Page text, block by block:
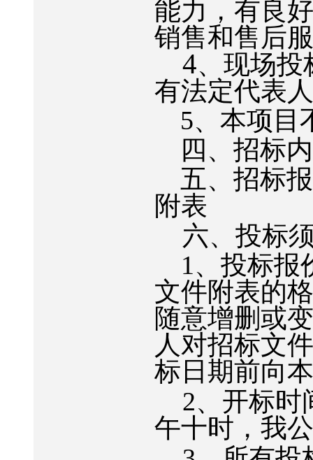
能力，有良
销售和售后
4、现场
有法定代表
5、本项目
四、招标
五、招标
附表
六、投标
1、投标报
文件附表的
随意增删或
人对招标文
标日期前向
2、开标时
午十时，我